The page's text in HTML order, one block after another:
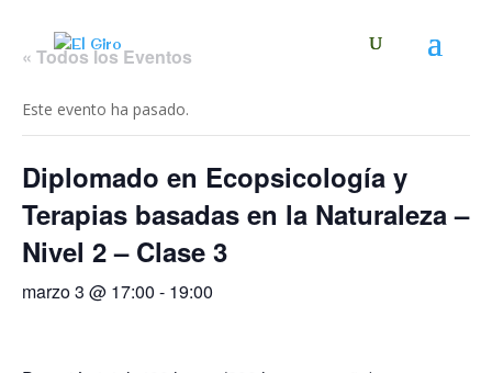
« Todos los Eventos
Este evento ha pasado.
Diplomado en Ecopsicología y
Terapias basadas en la Naturaleza –
Nivel 2 – Clase 3
marzo 3 @ 17:00 - 19:00